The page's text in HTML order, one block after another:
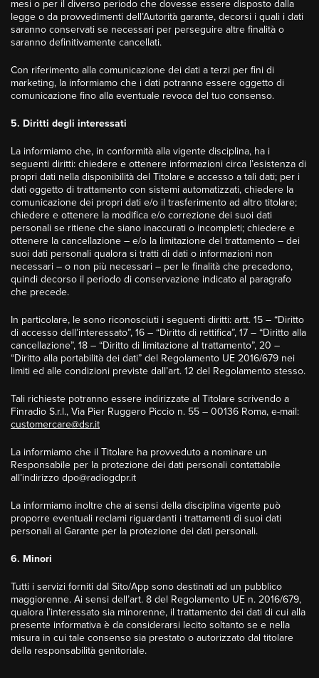
mesi o per il diverso periodo che dovesse essere disposto dalla
legge o da provvedimenti dell’Autorità garante, decorsi i quali i dati
saranno conservati se necessari per perseguire altre finalità o
saranno definitivamente cancellati.
Con riferimento alla comunicazione dei dati a terzi per fini di
marketing, la informiamo che i dati potranno essere oggetto di
comunicazione fino alla eventuale revoca del tuo consenso.
5. Diritti degli interessati
La informiamo che, in conformità alla vigente disciplina, ha i
seguenti diritti: chiedere e ottenere informazioni circa l’esistenza di
propri dati nella disponibilità del Titolare e accesso a tali dati; per i
dati oggetto di trattamento con sistemi automatizzati, chiedere la
comunicazione dei propri dati e/o il trasferimento ad altro titolare;
chiedere e ottenere la modifica e/o correzione dei suoi dati
personali se ritiene che siano inaccurati o incompleti; chiedere e
ottenere la cancellazione – e/o la limitazione del trattamento – dei
suoi dati personali qualora si tratti di dati o informazioni non
necessari – o non più necessari – per le finalità che precedono,
quindi decorso il periodo di conservazione indicato al paragrafo
che precede.
In particolare, le sono riconosciuti i seguenti diritti: artt. 15 – “Diritto
di accesso dell’interessato”, 16 – “Diritto di rettifica”, 17 – “Diritto alla
cancellazione”, 18 – “Diritto di limitazione al trattamento”, 20 –
“Diritto alla portabilità dei dati” del Regolamento UE 2016/679 nei
limiti ed alle condizioni previste dall’art. 12 del Regolamento stesso.
Tali richieste potranno essere indirizzate al Titolare scrivendo a
Finradio S.r.l., Via Pier Ruggero Piccio n. 55 – 00136 Roma, e-mail:
customercare@dsr.it
La informiamo che il Titolare ha provveduto a nominare un
Responsabile per la protezione dei dati personali contattabile
all’indirizzo dpo@radiogdpr.it
La informiamo inoltre che ai sensi della disciplina vigente può
proporre eventuali reclami riguardanti i trattamenti di suoi dati
personali al Garante per la protezione dei dati personali.
6. Minori
Tutti i servizi forniti dal Sito/App sono destinati ad un pubblico
maggiorenne. Ai sensi dell’art. 8 del Regolamento UE n. 2016/679,
qualora l’interessato sia minorenne, il trattamento dei dati di cui alla
presente informativa è da considerarsi lecito soltanto se e nella
misura in cui tale consenso sia prestato o autorizzato dal titolare
della responsabilità genitoriale.